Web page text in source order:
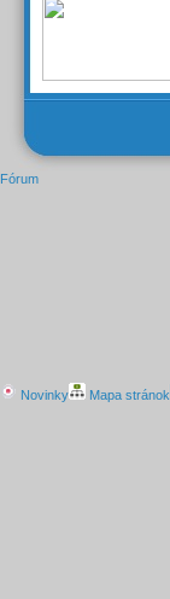
Fórum
Novinky Mapa stránok